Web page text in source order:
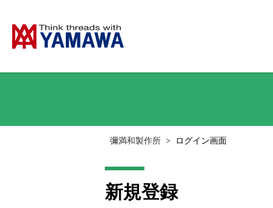
彌満和製作所 > ログイン画面
新規登録